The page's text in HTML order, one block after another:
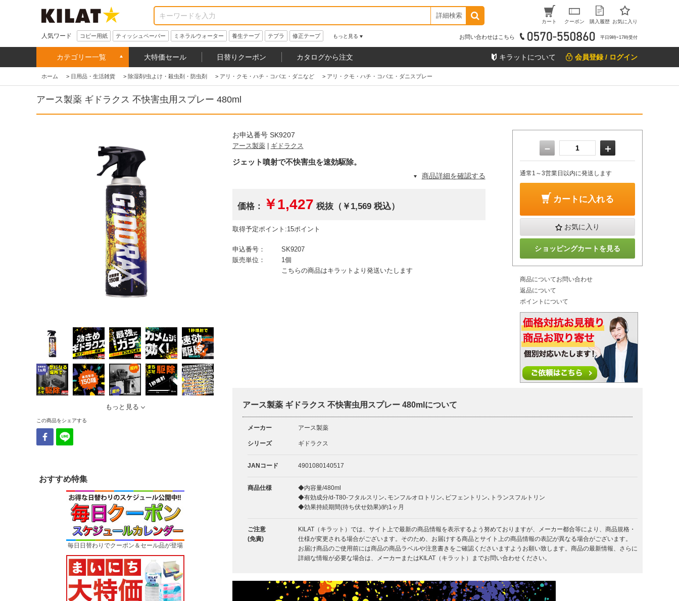
詳細検索
カート クーポン 購入履歴 お気に入り
人気ワード コピー用紙 ティッシュペーパー ミネラルウォーター 養生テープ テプラ 修正テープ もっと見る お問い合わせはこちら 平日9時ｰ17時受付
カテゴリー一覧 大特価セール 日替りクーポン カタログから注文 キラットについて 会員登録 / ログイン
ホーム > 日用品・生活雑貨 > 除湿剤/虫よけ・殺虫剤・防虫剤 > アリ・クモ・ハチ・コバエ・ダニなど > アリ・クモ・ハチ・コバエ・ダニスプレー
アース製薬 ギドラクス 不快害虫用スプレー 480ml
もっと見る
この商品をシェアする
おすすめ特集
毎日日替わりでクーポン＆セール品が登場
お申込番号 SK9207
アース製薬| ギドラクス
ジェット噴射で不快害虫を速効駆除。
商品詳細を確認する
価格： ￥1,427 税抜（￥1,569 税込）
取得予定ポイント:15ポイント
申込番号：
SK9207
販売単位：
1個
こちらの商品はキラットより発送いたします
－ ＋
通常1～3営業日以内に発送します
カートに入れる
お気に入り
ショッピングカートを見る
商品についてお問い合わせ
返品について
ポイントについて
アース製薬 ギドラクス 不快害虫用スプレー 480mlについて
メーカー アース製薬
シリーズ ギドラクス
JANコード 4901080140517
商品仕様
◆内容量/480ml
◆有効成分/d-T80-フタルスリン､モンフルオロトリン､ビフェントリン､トランスフルトリン
◆効果持続期間(待ち伏せ効果)/約1ヶ月
ご注意
(免責)
KILAT（キラット）では、サイト上で最新の商品情報を表示するよう努めておりますが、メーカー都合等により、商品規格・
仕様が変更される場合がございます。そのため、お届けする商品とサイト上の商品情報の表記が異なる場合がございます。
お届け商品のご使用前には商品の商品ラベルや注意書きをご確認くださいますようお願い致します。商品の最新情報、さらに
詳細な情報が必要な場合は、メーカーまたはKILAT（キラット）までお問い合わせください。